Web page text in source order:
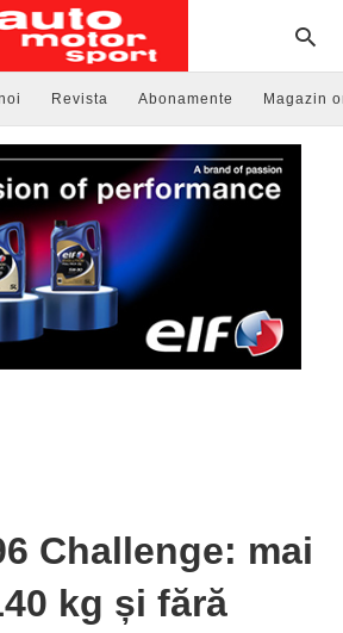
Revista Abonamente Magazin
Challenge: mai
kg și fără